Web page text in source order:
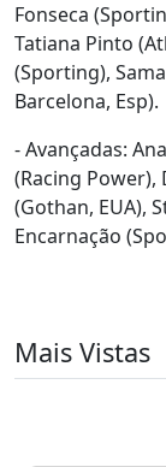
Fonseca
Tatiana Pinto
(Sporting),
Barcelona, Esp).
- Avançadas:
(Racing Power),
(Gothan, EUA),
Encarnação
Mais Vistas